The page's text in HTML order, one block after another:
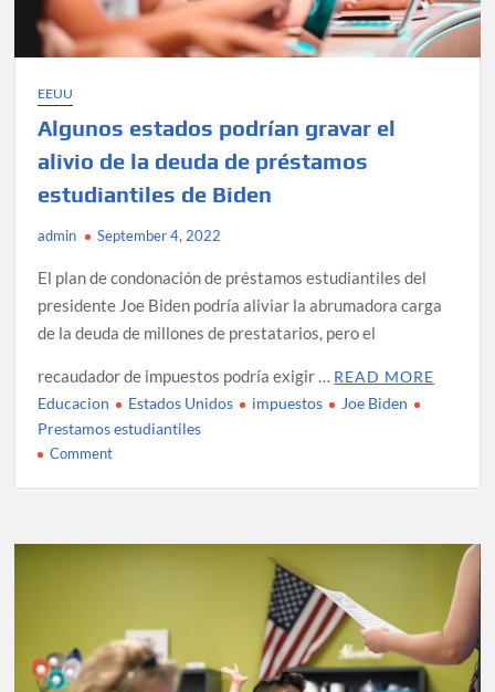
EEUU
Algunos estados podrían gravar el
alivio de la deuda de préstamos
estudiantiles de Biden
admin September 4, 2022
El plan de condonación de préstamos estudiantiles del
presidente Joe Biden podría aliviar la abrumadora carga
de la deuda de millones de prestatarios, pero el
recaudador de impuestos podría exigir … READ MORE
Educacion
Estados Unidos impuestos
Joe Biden
Prestamos estudiantiles
Commenton
gravar
la
deuda